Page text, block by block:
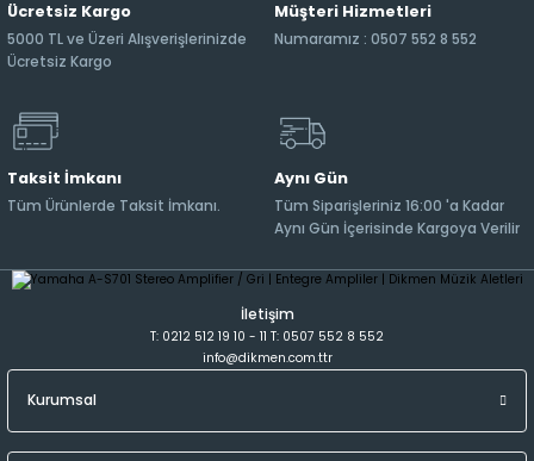
Ücretsiz Kargo
5000 TL ve Üzeri Alışverişlerinizde
Ücretsiz Kargo
Müşteri Hizmetleri
Numaramız : 0507 552 8 552
Taksit İmkanı
Tüm Ürünlerde Taksit İmkanı.
Aynı Gün
Tüm Siparişleriniz 16:00 'a Kadar
Aynı Gün İçerisinde Kargoya Verilir
İletişim
T: 0212 512 19 10 - 11 T: 0507 552 8 552
info@dikmen.com.ttr
Kurumsal